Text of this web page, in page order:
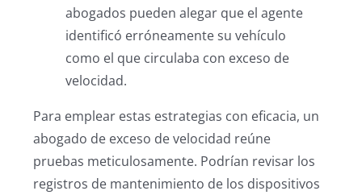
abogados pueden alegar que el agente
identificó erróneamente su vehículo
como el que circulaba con exceso de
velocidad.
Para emplear estas estrategias con eficacia, un
abogado de exceso de velocidad reúne
pruebas meticulosamente. Podrían revisar los
registros de mantenimiento de los dispositivos